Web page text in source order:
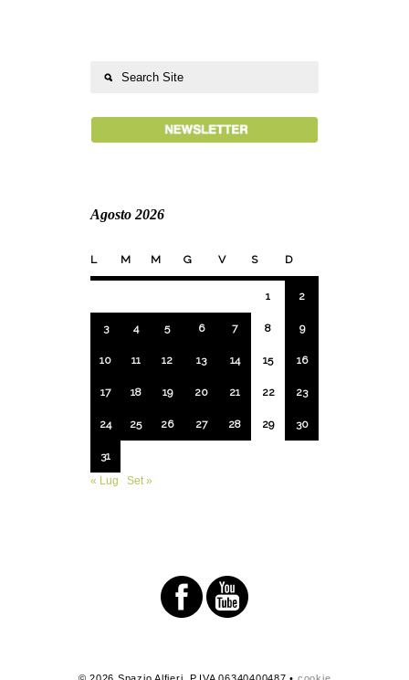
Agosto 2026
L M M G V S D
1 2
3 4 5 6 7 8 9
10 11 12 13 14 15 16
17 18 19 20 21 22 23
24 25 26 27 28 29 30
31
« Lug
Set »